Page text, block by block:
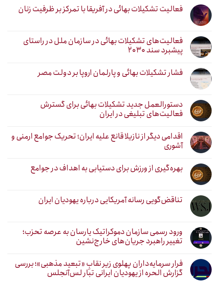
فعالیت تشکیلات بهائی در آفریقا با تمرکز بر ظرفیت زنان
فعالیت‌های تشکیلات بهائی در سازمان ملل در راستای
پیشبرد سند ۲۰۳۰
فشار تشکیلات بهائی و پارلمان اروپا بر دولت مصر
دستورالعمل جدید تشکیلات بهائی برای گسترش
فعالیت‌های تبلیغی در ایران
اقدامی دیگر از نازیلا قانع علیه ایران؛ تحریک جوامع ارمنی و
آشوری
بهره‌گیری از ورزش برای دستیابی به اهداف در جوامع
تناقض‌گویی رسانه آمریکایی درباره یهودیان ایران
ورود رسمی سازمان دموکراتیک یارسان به عرصه تحزب؛
تغییر راهبرد جریان‌های خارج‌نشین
فرار سرمایه‌داران پهلوی زیر نقابِ «تبعید مذهبی»؛ بررسی
گزارش الحره از یهودیان ایرانی تبار لس‌آنجلس